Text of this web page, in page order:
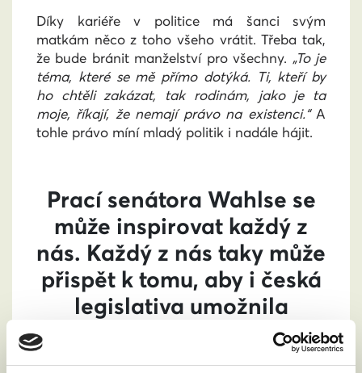
Díky kariéře v politice má šanci svým
matkám něco z toho všeho vrátit. Třeba tak,
že bude bránit manželství pro všechny. „To je
téma, které se mě přímo dotýká. Ti, kteří by
ho chtěli zakázat, tak rodinám, jako je ta
moje, říkají, že nemají právo na existenci.“ A
tohle právo míní mladý politik i nadále hájit.
Prací senátora Wahlse se
může inspirovat každý z
nás. Každý z nás taky může
přispět k tomu, aby i česká
legislativa umožnila
manželství všem bez
rozdílu. Kde začít? Třeba